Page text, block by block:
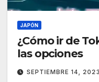
JAPÓN
¿Cómo ir de
las opciones
SEPTIEMBRE 14, 2023